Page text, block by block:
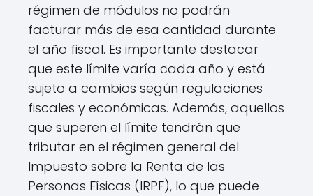
régimen de módulos no podrán
facturar más de esa cantidad durante
el año fiscal. Es importante destacar
que este límite varía cada año y está
sujeto a cambios según regulaciones
fiscales y económicas. Además, aquellos
que superen el límite tendrán que
tributar en el régimen general del
Impuesto sobre la Renta de las
Personas Físicas (IRPF), lo que puede